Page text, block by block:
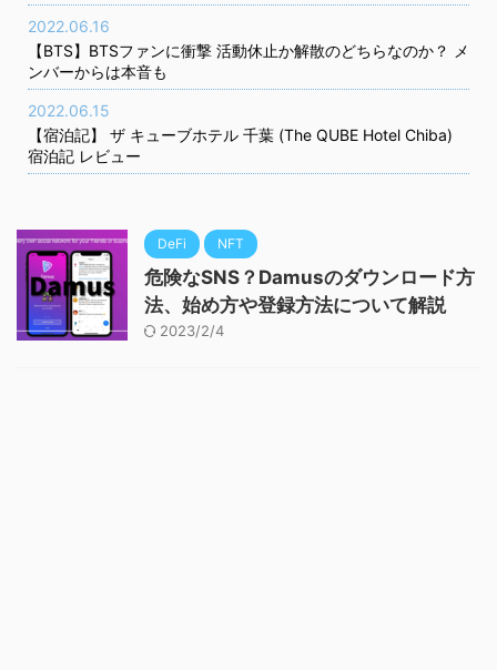
2022.06.16
【BTS】BTSファンに衝撃 活動休止か解散のどちらなのか？ メ
ンバーからは本音も
2022.06.15
【宿泊記】 ザ キューブホテル 千葉 (The QUBE Hotel Chiba)
宿泊記 レビュー
DeFi NFT
危険なSNS？Damusのダウンロード方
法、始め方や登録方法について解説
2023/2/4